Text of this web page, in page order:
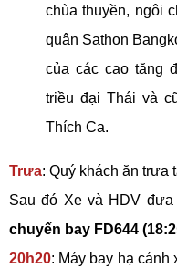
chùa thuyền, ngôi
quận Sathon
của các cao tăng
triều đại Thái và
Thích Ca.
Trưa: Quý khách ăn trưa
Sau đó Xe và HDV
chuyến bay FD644
20h20: Máy bay hạ cánh